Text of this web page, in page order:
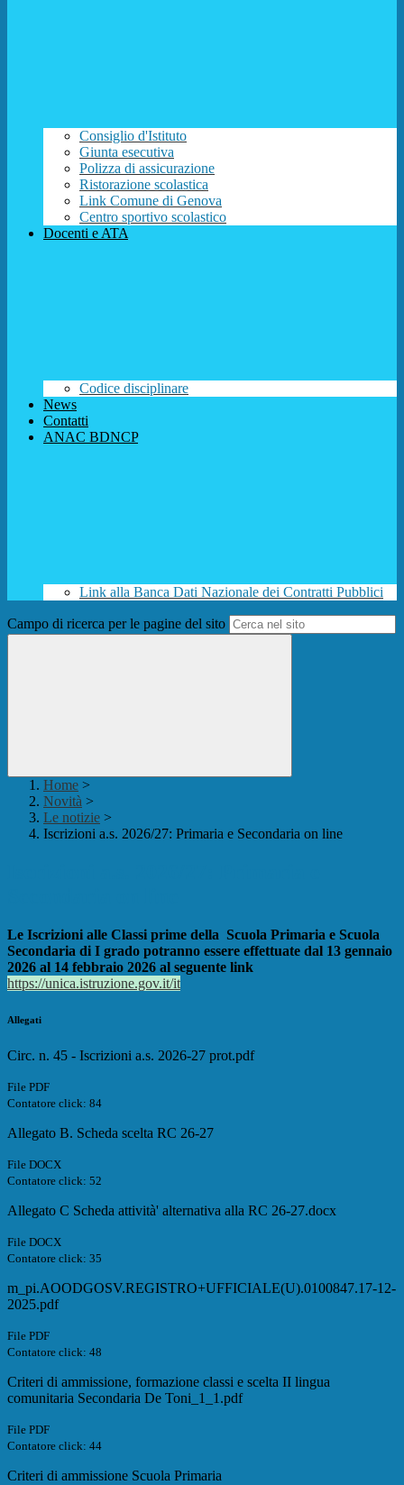
Consiglio d'Istituto
Giunta esecutiva
Polizza di assicurazione
Ristorazione scolastica
Link Comune di Genova
Centro sportivo scolastico
Docenti e ATA
Codice disciplinare
News
Contatti
ANAC BDNCP
Link alla Banca Dati Nazionale dei Contratti Pubblici
Campo di ricerca per le pagine del sito
Home >
Novità >
Le notizie >
Iscrizioni a.s. 2026/27: Primaria e Secondaria on line
Le Iscrizioni alle Classi prime della Scuola Primaria e Scuola
Secondaria di I grado potranno essere effettuate dal 13 gennaio
2026 al 14 febbraio 2026 al seguente link
https://unica.istruzione.gov.it/it
Allegati
Circ. n. 45 - Iscrizioni a.s. 2026-27 prot.pdf
File PDF
Contatore click: 84
Allegato B. Scheda scelta RC 26-27
File DOCX
Contatore click: 52
Allegato C Scheda attività' alternativa alla RC 26-27.docx
File DOCX
Contatore click: 35
m_pi.AOODGOSV.REGISTRO+UFFICIALE(U).0100847.17-12-
2025.pdf
File PDF
Contatore click: 48
Criteri di ammissione, formazione classi e scelta II lingua
comunitaria Secondaria De Toni_1_1.pdf
File PDF
Contatore click: 44
Criteri di ammissione Scuola Primaria